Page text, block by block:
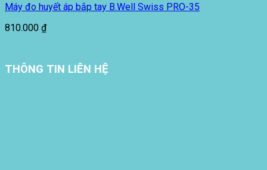
Máy đo huyết áp bắp tay B.Well Swiss PRO-35
810.000 ₫
THÔNG TIN LIÊN HỆ